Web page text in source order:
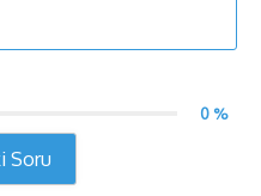
0 %
Soru